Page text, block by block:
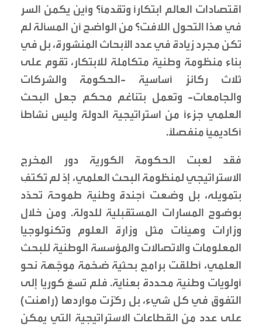
اقتصادات العالم ابتكارًا وتقدمًا؟ وأين يكمن السر
في هذا التحول اللافت؟ من الواضح أن المسألة لم
تكن مجرد زيادة في عدد الأبحاث المنشورة، بل في
بناء منظومة وطنية متكاملة للابتكار، تقوم على
ثلاث ركائز أساسية -الحكومة والشركات
والجامعات- وتعمل بتناغم محكم جعل البحث
العلمي جزءًا من استراتيجية الدولة وليس نشاطًا
أكاديميًا منفصلًا.
فقد لعبت الحكومة الكورية دور المخرج
الاستراتيجي لمنظومة البحث العلمي، إذ لم تكتفِ
بتمويله، بل وضعت أجندة وطنية طموحة تحدّد
بوضوح المسارات المستقبلية للدولة. ومن خلال
وزارات وهيئات مثل وزارة العلوم وتكنولوجيا
المعلومات والاتصالات والمؤسسة الوطنية للبحث
العلمي، أطلقت برامج بحثية ضخمة موجّهة نحو
أولويات وطنية محددة بعناية. فلم تسعَ كوريا إلى
التفوق في كل شيء، بل ركّزت مواردها (راهنت)
على عدد من القطاعات الاستراتيجية التي يمكن